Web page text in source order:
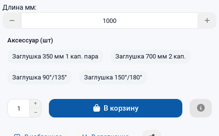
Длина мм:
Аксессуар (шт)
Заглушка 350 мм 1 кап. пара Заглушка 700 мм 2 кап.
Заглушка 90°/135° Заглушка 150°/180°
В корзину